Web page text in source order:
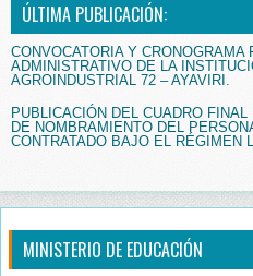
ÚLTIMA PUBLICACIÓN:
CONVOCATORIA Y
ADMINISTRATIVO DE LA
AGROINDUSTRIAL 72 – AYAVIRI.
PUBLICACIÓN DEL CUADRO
DE NOMBRAMIENTO DEL
CONTRATADO BAJO EL RÉGIMEN
MINISTERIO DE EDUCACIÓN